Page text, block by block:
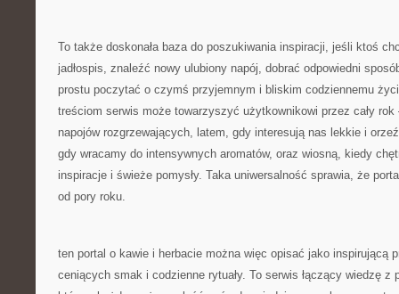
To także doskonała baza do poszukiwania inspiracji, jeśli ktoś
jadłospis, znaleźć nowy ulubiony napój, dobrać odpowiedni
prostu poczytać o czymś przyjemnym i bliskim codziennemu
treściom serwis może towarzyszyć użytkownikowi przez cały
napojów rozgrzewających, latem, gdy interesują nas lekkie i
gdy wracamy do intensywnych aromatów, oraz wiosną, kiedy
inspiracje i świeże pomysły. Taka uniwersalność sprawia, że
od pory roku.
ten portal o kawie i herbacie można więc opisać jako inspirującą
ceniących smak i codzienne rytuały. To serwis łączący wiedzę z